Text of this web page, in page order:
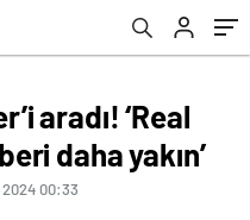
aradı! ‘Real
daha yakın’
2024 00:33